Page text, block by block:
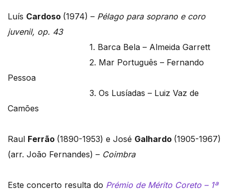
Luís Cardoso (1974) – Pélago para soprano e coro
juvenil, op. 43
1. Barca Bela – Almeida Garrett
2. Mar Português – Fernando
Pessoa
3. Os Lusíadas – Luiz Vaz de
Camões
Raul Ferrão (1890-1953) e José Galhardo (1905-1967)
(arr. João Fernandes) – Coimbra
Este concerto resulta do Prémio de Mérito Coreto – 1ª